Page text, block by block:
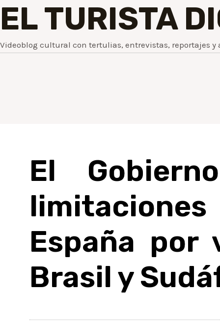
EL TURISTA
Videoblog cultural con tertulias, entrevistas, reportajes y
El
España por
Brasil y